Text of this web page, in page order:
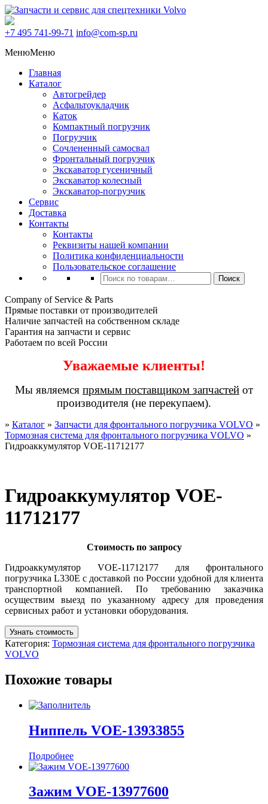
+7 495 741-99-71 info@com-sp.ru
МенюМеню
Главная
Каталог
Автогрейдер
Асфальтоукладчик
Каток
Компактный погрузчик
Погрузчик
Сочлененный самосвал
Фронтальный погрузчик
Экскаватор гусеничный
Экскаватор колесный
Экскаватор-погрузчик
Сервис
Доставка
Контакты
Контакты
Реквизиты нашей компании
Политика конфиденциальности
Пользовательское соглашение
Искать:
Поиск
Company of Service & Parts
Прямые поставки от производителей
Наличие запчастей на собственном складе
Гарантия на запчасти и сервис
Работаем по всей России
Уважаемые клиенты!
Мы являемся прямым поставщиком запчастей от
производителя (не перекупаем).
» Каталог » Запчасти для фронтального погрузчика VOLVO »
Тормозная система для фронтального погрузчика VOLVO »
Гидроаккумулятор VOE-11712177
Гидроаккумулятор VOE-
11712177
Стоимость по запросу
Гидроаккумулятор VOE-11712177 для фронтального
погрузчика L330E с доставкой по России удобной для клиента
транспортной компанией. По требованию заказчика
осуществим выезд по указанному адресу для проведения
сервисных работ и установки оборудования.
Узнать стоимость
Категория: Тормозная система для фронтального погрузчика
VOLVO
Похожие товары
Ниппель VOE-13933855
Подробнее
Зажим VOE-13977600